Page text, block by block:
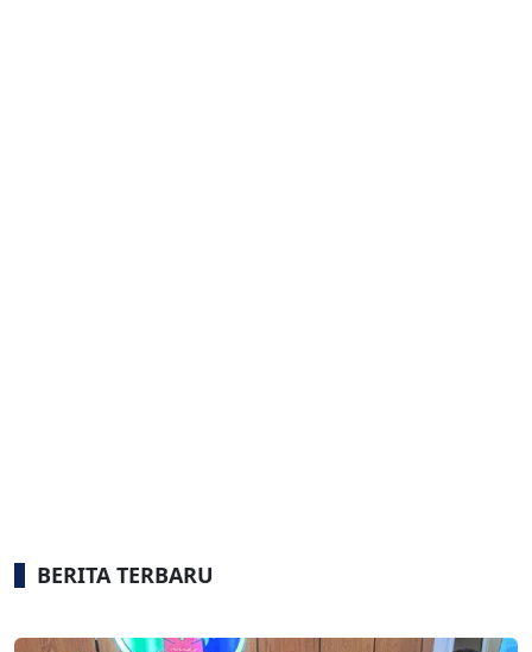
BERITA TERBARU